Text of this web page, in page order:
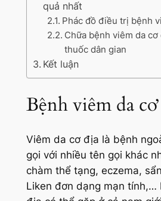
quả nhất
Phác đồ điều trị bệnh
Chữa bệnh viêm da cơ
thuốc dân gian
Kết luận
Bệnh viêm da
Viêm da cơ địa là bệnh
gọi với nhiều tên gọi khác
chàm thể tạng, eczema,
Liken đơn dạng mạn tính,…